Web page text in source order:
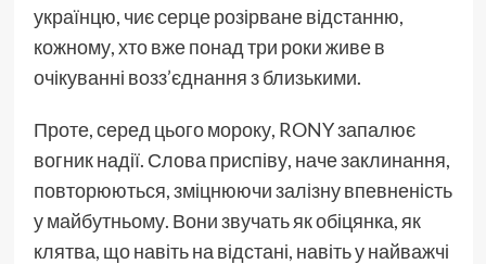
українцю, чиє серце розірване відстанню,
кожному, хто вже понад три роки живе в
очікуванні возз’єднання з близькими.
Проте, серед цього мороку, RONY запалює
вогник надії. Слова приспіву, наче заклинання,
повторюються, зміцнюючи залізну впевненість
у майбутньому. Вони звучать як обіцянка, як
клятва, що навіть на відстані, навіть у найважчі